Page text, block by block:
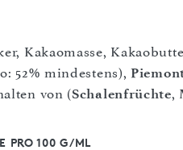
Kakaomasse,
52% mindestens),
von (Schalenfrüchte,
PRO 100 G/ML